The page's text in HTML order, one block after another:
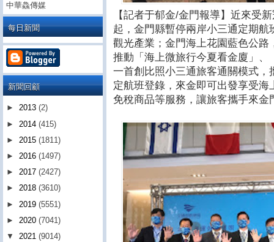
【記者于郁金/金門報導】近來受
起，金門縣暫停兩岸小三通定期
觀光產業；金門海上花園藍色公
推動「海上微旅行今夏看金廈」
一首創比照小三通旅客通關模式
定航班登錄，來金即可出發享受
免稅商品等服務，讓旅客攜手來金
中華鱻傳媒
每日新聞
新聞回顧
► 2013 (2)
► 2014 (415)
► 2015 (1811)
► 2016 (1497)
► 2017 (2427)
► 2018 (3610)
► 2019 (5551)
► 2020 (7041)
▼ 2021 (9014)